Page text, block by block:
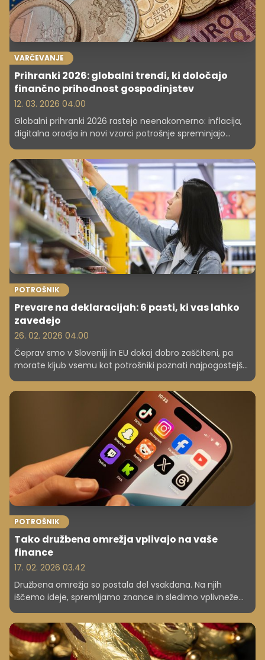
VARČEVANJE
Prihranki 2026: globalni trendi, ki določajo
finančno prihodnost gospodinjstev
12. 03. 2026 04.00
Globalni prihranki 2026 rastejo neenakomerno: inflacija,
digitalna orodja in novi vzorci potrošnje spreminjajo
finančne navade gospodinjstev.
POTROŠNIK
Prevare na deklaracijah: 6 pasti, ki vas lahko
zavedejo
26. 02. 2026 04.00
Čeprav smo v Sloveniji in EU dokaj dobro zaščiteni, pa
morate kljub vsemu kot potrošniki poznati najpogostejše
trike na živilskih deklaracijah, s katerimi proizvajalci
ustvarjajo lažen občutek, da je izdelek zdrav. Preverite,
kako vas lahko zavedejo slogani, slike, porcije in opisi.
POTROŠNIK
Tako družbena omrežja vplivajo na vaše
finance
17. 02. 2026 03.42
Družbena omrežja so postala del vsakdana. Na njih
iščemo ideje, spremljamo znance in sledimo vplivnežem.
Toda poleg zabave imajo tudi velik vpliv na naše finance.
Fotografije popolnih počitnic, priporočila izdelkov in oglasi
lahko neopazno vplivajo na to, koliko zapravimo.